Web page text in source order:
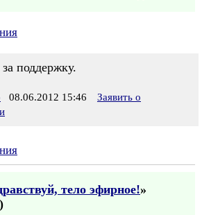
поддержку.
08.06.2012 15:46
Заявить о
тело эфирное!»
)